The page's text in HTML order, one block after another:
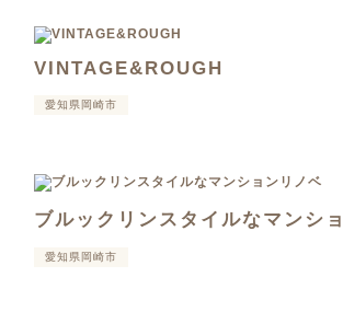
VINTAGE&ROUGH
愛知県岡崎市
ブルックリンスタイルなマンシ
愛知県岡崎市